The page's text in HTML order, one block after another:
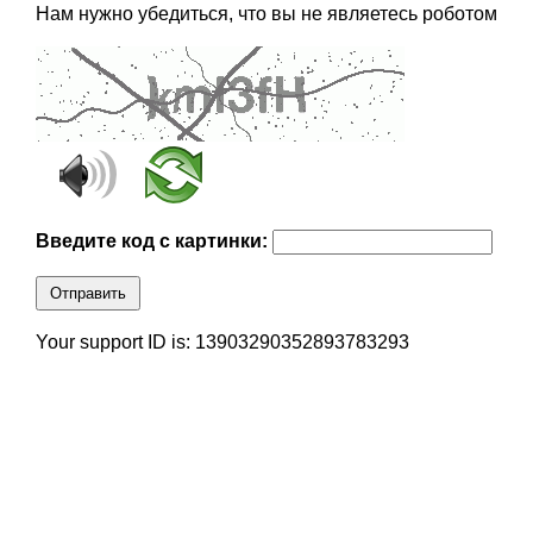
Нам нужно убедиться, что вы не являетесь роботом
Введите код с картинки:
Отправить
Your support ID is: 13903290352893783293